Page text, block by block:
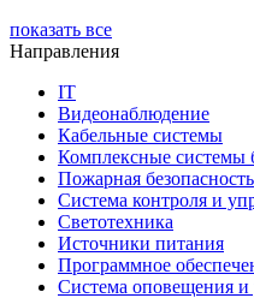
показать все
Направления
IT
Видеонаблюдение
Кабельные системы
Комплексные системы
Пожарная безопасность
Система контроля и
Светотехника
Источники питания
Программное
Система оповещения и